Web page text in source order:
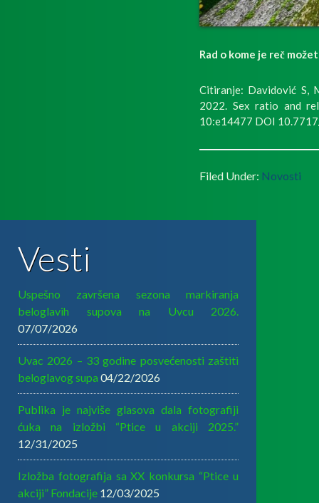
Rad o kome je reč
Citiranje: Davidović S,
2022. Sex ratio and
10:e14477 DOI
Filed Under: Novosti
Vesti
Uspešno završena sezona markiranja
beloglavih supova na Uvcu 2026.
07/07/2026
Uvac 2026 – 33 godine posvećenosti zaštiti
beloglavog supa 04/22/2026
Publika je najviše glasova dala fotografiji
ćuka na izložbi “Ptice u akciji 2025.”
12/31/2025
Izložba fotografija sa XX konkursa “Ptice u
akciji” Fondacije 12/03/2025